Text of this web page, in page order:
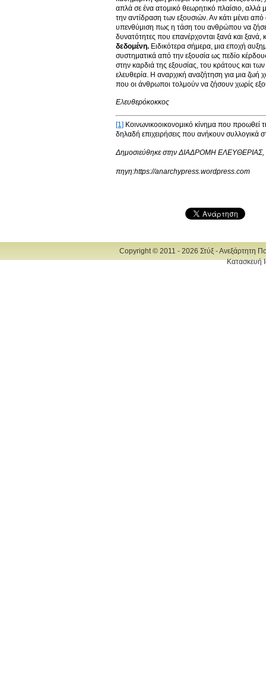
απλά σε ένα ατομικό θεωρητικό πλαίσιο, αλλά
την αντίδραση των εξουσιών. Αν κάτι μένει από
υπενθύμιση πως η τάση του ανθρώπου να ζήσει
δυνατότητες που επανέρχονται ξανά και
δεδομένη. Ειδικότερα σήμερα, μια εποχή
συστηματικά από την εξουσία ως πεδίο
στην καρδιά της εξουσίας, του κράτους και
ελευθερία. Η αναρχική αναζήτηση για μια ζωή
που οι άνθρωποι τολμούν να ζήσουν χωρίς
Ελευθερόκοκκος
[1] Κοινωνικοοικονομικό κίνημα που
δηλαδή επιχειρήσεις που ανήκουν συλλογικά
Δημοσιεύθηκε στην ΔΙΑΔΡΟΜΗ ΕΛΕΥΘΕΡΙΑΣ,
πηγη:https://anarchypress.wordpress.com
Copyright © 2011 - 2026 Στύξ - Ανεξάρτητη
Κατασκευή